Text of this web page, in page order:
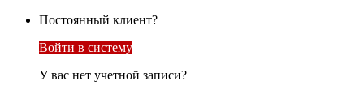
Постоянный клиент?
Войти в систему
У вас нет учетной записи?